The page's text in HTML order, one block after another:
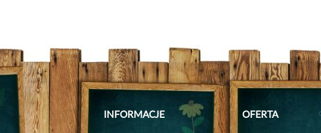
INFORMACJE OFERTA